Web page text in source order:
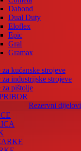
Dabond
Dual Duty
Eloflex
Epic
Gral
Gramax
za kućanske strojeve
za industrijske strojeve
za pištolje
Rezervni dijelovi